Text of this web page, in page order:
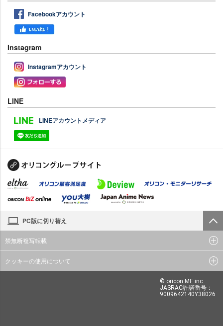
Facebookアカウント
Instagram
Instagramアカウント
LINE
LINEアカウントメディア
PC版に切り替え
禁無断複写転載
クッキーの使用について
© oricon ME inc.
JASRAC許諾番号：
9009642140Y38026